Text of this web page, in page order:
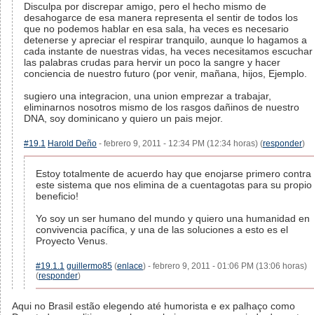
Disculpa por discrepar amigo, pero el hecho mismo de
desahogarce de esa manera representa el sentir de todos los
que no podemos hablar en esa sala, ha veces es necesario
detenerse y apreciar el respirar tranquilo, aunque lo hagamos a
cada instante de nuestras vidas, ha veces necesitamos escuchar
las palabras crudas para hervir un poco la sangre y hacer
conciencia de nuestro futuro (por venir, mañana, hijos, Ejemplo.
sugiero una integracion, una union emprezar a trabajar,
eliminarnos nosotros mismo de los rasgos dañinos de nuestro
DNA, soy dominicano y quiero un pais mejor.
#19.1 Harold Deño - febrero 9, 2011 - 12:34 PM (12:34 horas) (responder)
Estoy totalmente de acuerdo hay que enojarse primero contra
este sistema que nos elimina de a cuentagotas para su propio
beneficio!
Yo soy un ser humano del mundo y quiero una humanidad en
convivencia pacífica, y una de las soluciones a esto es el
Proyecto Venus.
#19.1.1 guillermo85 (enlace) - febrero 9, 2011 - 01:06 PM (13:06 horas)
(responder)
Aqui no Brasil estão elegendo até humorista e ex palhaço como